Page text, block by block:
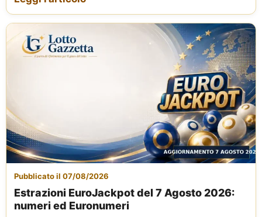
Pubblicato il 07/08/2026
Estrazioni EuroJackpot del 7 Agosto 2026:
numeri ed Euronumeri